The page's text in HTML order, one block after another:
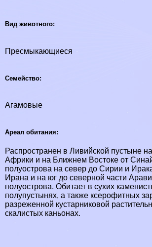
Вид животного:
Пресмыкающиеся
Семейство:
Агамовые
Ареал обитания:
Распространен в Ливийской пустыне
Африки и на Ближнем Востоке от
полуострова на север до Сирии и
Ирана и на юг до северной части
полуострова. Обитает в сухих
полупустынях, а также ксерофитных
разреженной кустарниковой
скалистых каньонах.